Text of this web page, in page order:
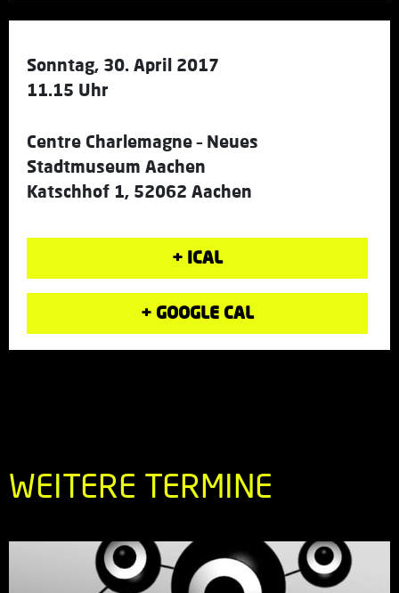
Sonntag, 30. April 2017
11.15 Uhr
Centre Charlemagne – Neues
Stadtmuseum Aachen
Katschhof 1, 52062 Aachen
+ ICAL
+ GOOGLE CAL
WEITERE TERMINE